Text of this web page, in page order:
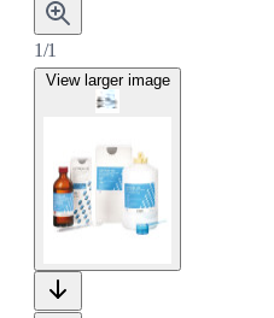
1/1
View larger image